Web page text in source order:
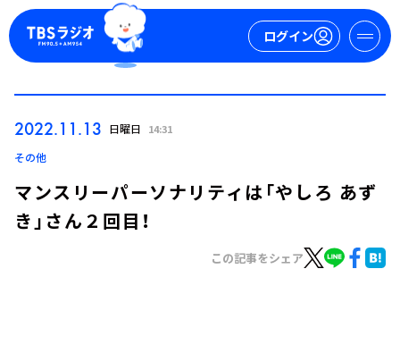
ログイン
2022.11.13 日曜日 14:31
その他
マンスリーパーソナリティは「やしろ あず
き」さん２回目！
この記事をシェア